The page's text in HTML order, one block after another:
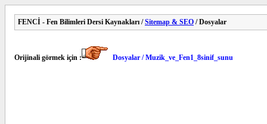
FENCİ - Fen Bilimleri Dersi Kaynakları /Sitemap & SEO / Dosyalar
Orijinali görmek için : Dosyalar / Muzik_ve_Fen1_8sinif_sunu